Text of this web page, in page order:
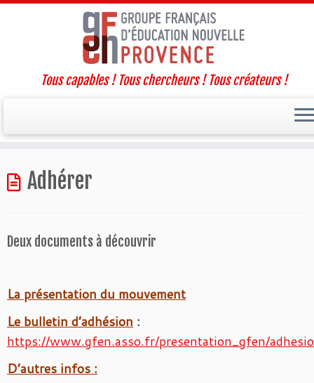
au
contenu
Tous capables ! Tous chercheurs ! Tous créateurs !
Adhérer
Deux documents à découvrir
La présentation du mouvement
Le bulletin d’adhésion :
https://www.gfen.asso.fr/presentation_gfen/
D’autres infos :